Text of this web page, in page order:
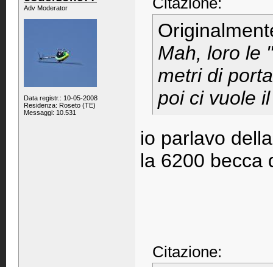
Adv Moderator
Data registr.: 10-05-2008
Residenza: Roseto (TE)
Messaggi: 10.531
Mah, loro le
metri di
poi ci vuole
io parlavo
la 6200 becca
Citazione: